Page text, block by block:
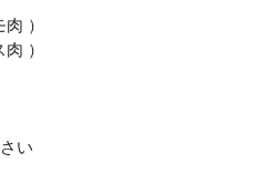
）
）
い